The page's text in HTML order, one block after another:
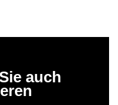
auch